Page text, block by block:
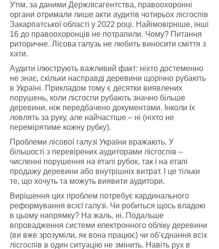
Утім, за даними Держлісагентства, правоохоронні
органи отримали лише акти аудитів чотирьох лісгоспів
Закарпатської області у 2022 році. Найімовірніше, інші
16 до правоохоронців не потрапили. Чому? Питання
риторичне. Лісова галузь не любить виносити сміття з
хати.
Аудити ілюструють важливий факт: ніхто достеменно
не знає, скільки насправді деревини щорічно рубають
в Україні. Прикладом тому є десятки виявлених
порушень, коли лісгоспи рубають значно більше
деревини, ніж передбачено документами. Інколи їх
ловлять за руку, але найчастіше – ні (ніхто не
перемірятиме кожну рубку).
Проблеми лісової галузі України вражають. У
більшості з перевірених аудиторами лісгоспів –
численні порушення на етапі рубок, так і на етапі
продажу деревини або внутрішніх витрат. І це тільки
те, що хочуть та можуть виявити аудитори.
Вирішення цих проблем потребує кардинального
реформування всієї галузі. Чи робиться щось владою
в цьому напрямку? На жаль, ні. Подальше
впровадження системи електронного обліку деревини
(ви вже зрозуміли, як вона працює) чи об’єднання всіх
лісгоспів в один ситуацію не змінить. Навіть рух в